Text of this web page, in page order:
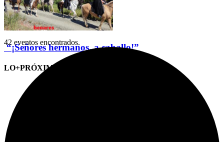
“¡Señores hermanos, a caballo!”
LO+PRÓXIMO (CITAS)
42 eventos encontrados.